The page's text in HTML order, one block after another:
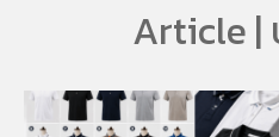
Article |